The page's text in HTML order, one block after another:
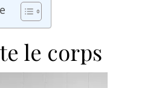
le corps